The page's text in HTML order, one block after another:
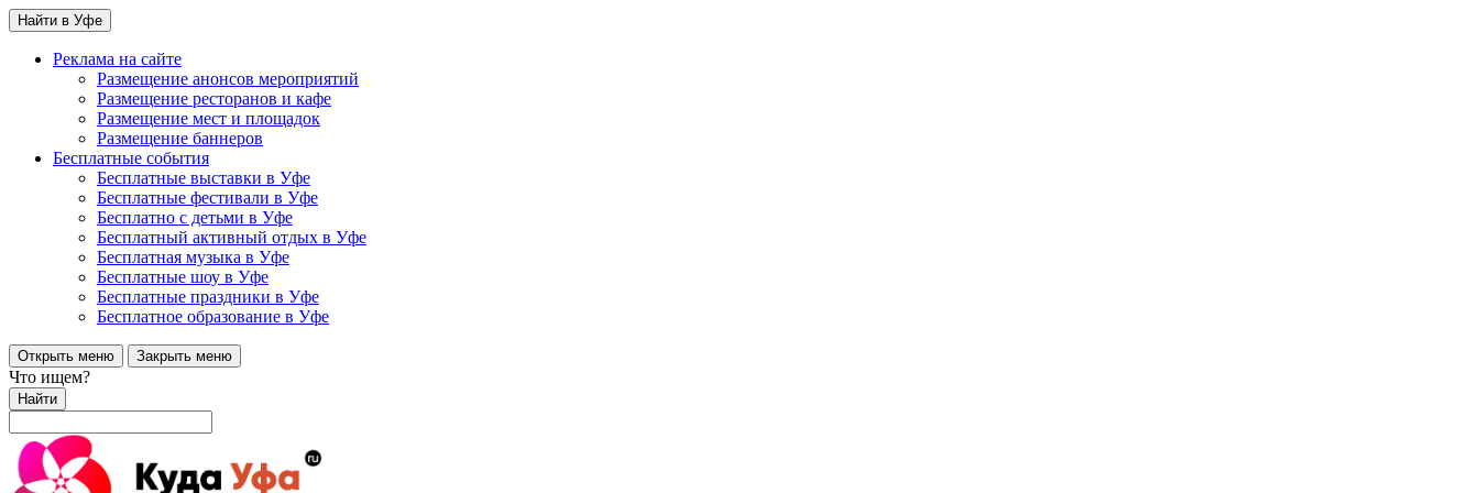
Найти в Уфе
Реклама на сайте
Размещение анонсов мероприятий
Размещение ресторанов и кафе
Размещение мест и площадок
Размещение баннеров
Бесплатные события
Бесплатные выставки в Уфе
Бесплатные фестивали в Уфе
Бесплатно с детьми в Уфе
Бесплатный активный отдых в Уфе
Бесплатная музыка в Уфе
Бесплатные шоу в Уфе
Бесплатные праздники в Уфе
Бесплатное образование в Уфе
Открыть меню Закрыть меню
Что ищем?
Найти